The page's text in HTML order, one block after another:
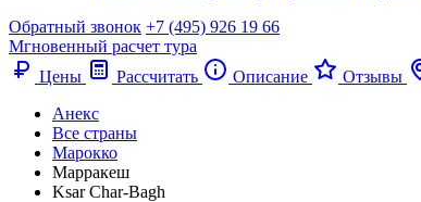
Обратный звонок +7 (495) 926 19 66
Мгновенный расчет тура
Цены
Рассчитать Описание Отзывы
Анекс
Все страны
Марокко
Марракеш
Ksar Char-Bagh